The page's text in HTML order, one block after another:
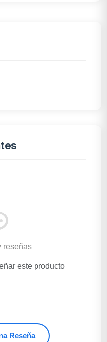
reseñas
este producto
Reseña